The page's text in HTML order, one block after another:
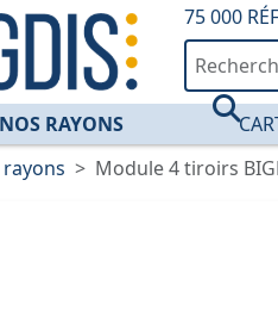
75 000
RAYONS
Module 4 tiroirs